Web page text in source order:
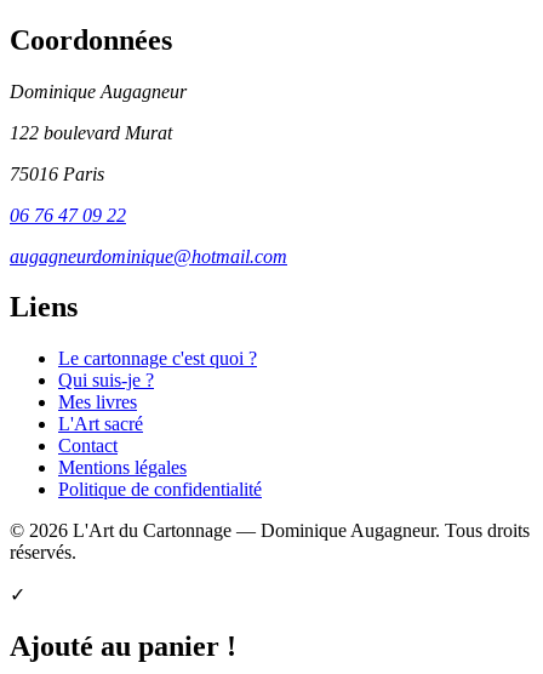
Coordonnées
Dominique Augagneur
122 boulevard Murat
75016 Paris
06 76 47 09 22
augagneurdominique@hotmail.com
Liens
Le cartonnage c'est quoi ?
Qui suis-je ?
Mes livres
L'Art sacré
Contact
Mentions légales
Politique de confidentialité
© 2026 L'Art du Cartonnage — Dominique Augagneur. Tous droits
réservés.
✓
Ajouté au panier !